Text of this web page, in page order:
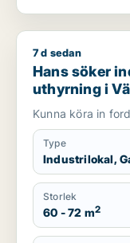
Hans söker
7 d sedan
Hans söker
uthyrning i
Nacka m.fl.
Kunna köra in
Type
Industrilokal,
Storlek
60 - 72 m2